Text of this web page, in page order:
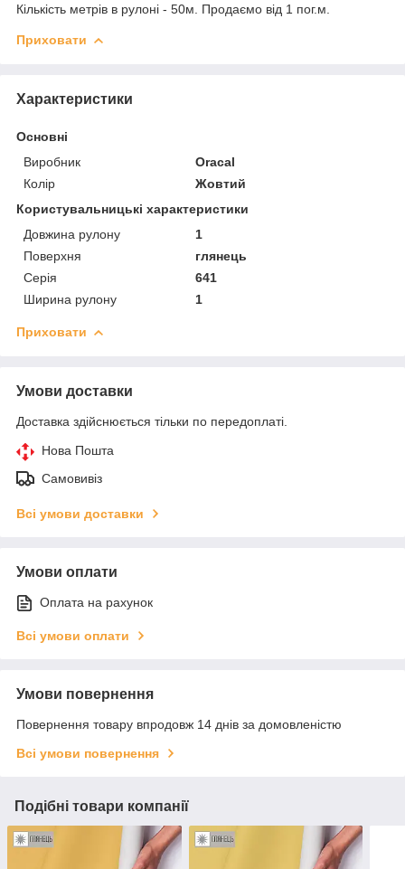
Кількість метрів в рулоні - 50м. Продаємо від 1 пог.м.
Приховати
Характеристики
Основні
Виробник
Oracal
Колір
Жовтий
Користувальницькі характеристики
Довжина рулону
1
Поверхня
глянець
Серія
641
Ширина рулону
1
Приховати
Умови доставки
Доставка здійснюється тільки по передоплаті.
Нова Пошта
Самовивіз
Всі умови доставки
Умови оплати
Оплата на рахунок
Всі умови оплати
Умови повернення
Повернення товару впродовж 14 днів за домовленістю
Всі умови повернення
Подібні товари компанії